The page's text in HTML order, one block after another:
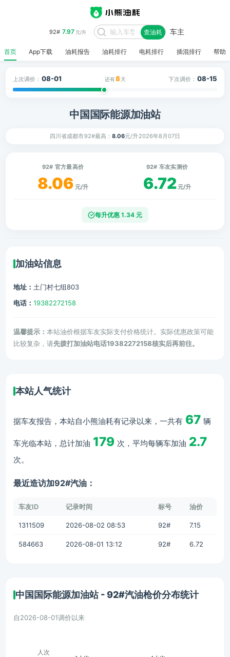
92# 7.97元/升 查油耗 车主
首页 App下载 油耗报告 油耗排行 电耗排行 插混排行 帮助
上次调价： 08-01 还有8 天 下次调价： 08-15
中国国际能源加油站
四川省成都市92#最高： 8.06元/升2026年8月07日
92# 官方最高价
8.06 元/升
92# 车友实测价
6.72元/升
每升优惠 1.34 元
加油站信息
地址： 土门村七组803
电话： 19382272158
温馨提示： 本站油价根据车友实际支付价格统计。实际优惠政策可能
比较复杂，请先拨打加油站电话19382272158核实后再前往。
本站人气统计
据车友报告，本站自小熊油耗有记录以来，一共有 67 辆
车光临本站，总计加油 179 次，平均每辆车加油 2.7
次。
最近造访加92#汽油：
车友ID 记录时间 标号 油价
1311509 2026-08-02 08:53 92# 7.15
584663 2026-08-01 13:12 92# 6.72
中国国际能源加油站 - 92#汽油枪价分布统计
自2026-08-01调价以来